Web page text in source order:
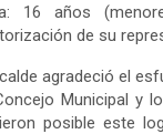
16 años
de su
agradeció el
Municipal y
posible este